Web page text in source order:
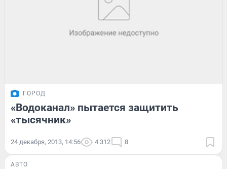
ГОРОД
«Водоканал» пытается защитить
«тысячник»
24 декабря, 2013, 14:56 4 312 8
АВТО